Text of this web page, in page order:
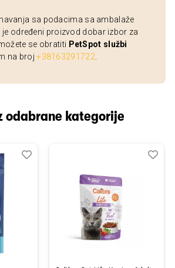
sa podacima sa ambalaže
je određeni proizvod dobar izbor za
se obratiti PetSpot službi
na broj+38163291722
odabrane kategorije
Dodaj
Uporedi